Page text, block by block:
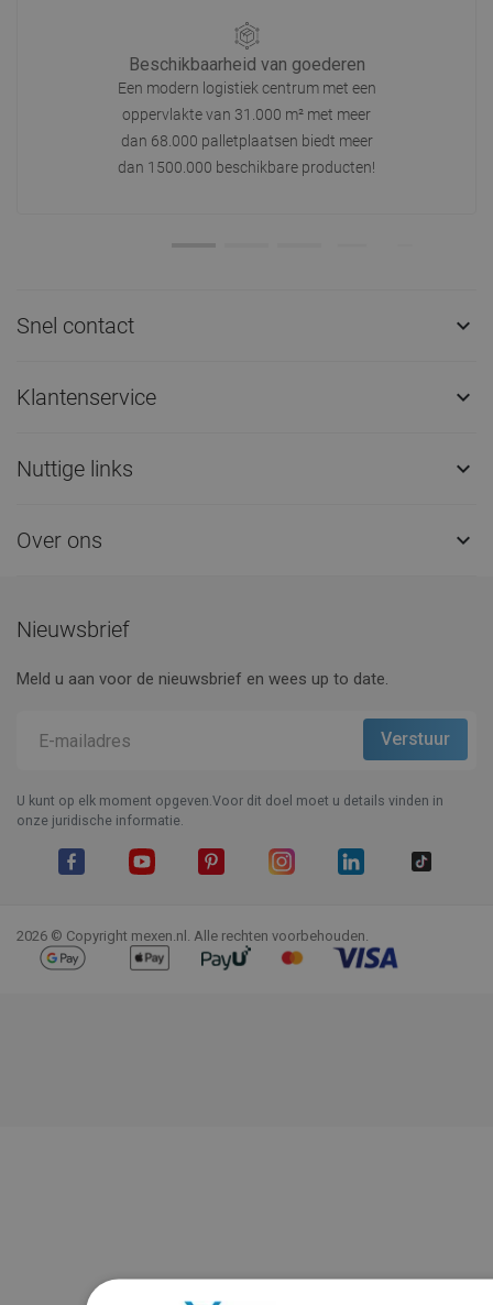
Beschikbaarheid van goederen
Een modern logistiek centrum met een
oppervlakte van 31.000 m² met meer
dan 68.000 palletplaatsen biedt meer
dan 1500.000 beschikbare producten!
Snel contact 
Klantenservice 
Nuttige links 
Over ons 
Nieuwsbrief
Meld u aan voor de nieuwsbrief en wees up to date.
U kunt op elk moment opgeven.Voor dit doel moet u details vinden in
onze juridische informatie.
2026 © Copyright mexen.nl. Alle rechten voorbehouden.